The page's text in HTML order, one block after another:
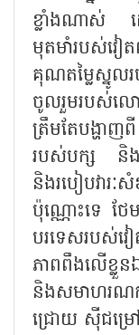
ខ្លាំងណាស់ ដោ
មុតមាំរបស់វ
គុណតម្លៃស្នូល
ចូលរួមរបស់ល
ត្រឹមតែបង្ហ
របស់បក្ស និងរ
និងរបៀបវារ
ប៉ុណ្ណោះទេ ថែ
បរទេសរប
ភាពពឹងលើខ្លួ
និងសមាហរណក
ជ្រោយ ស៊ីជម្រ